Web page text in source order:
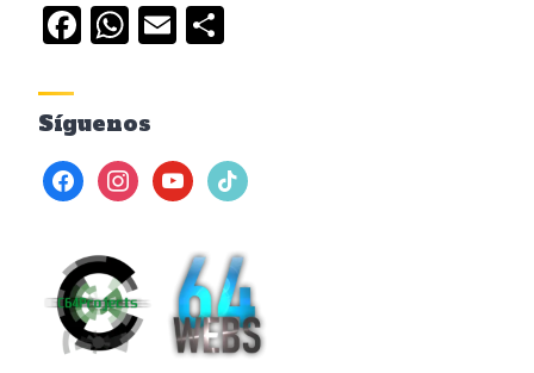
Facebook
WhatsApp
Email
Síguenos
facebookinstagramyoutubetiktok